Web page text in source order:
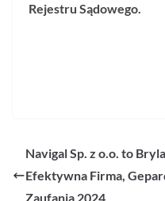
Rejestru Sądowego.
Navigal Sp. z o.o. to
Efektywna Firma,
Zaufania 2024